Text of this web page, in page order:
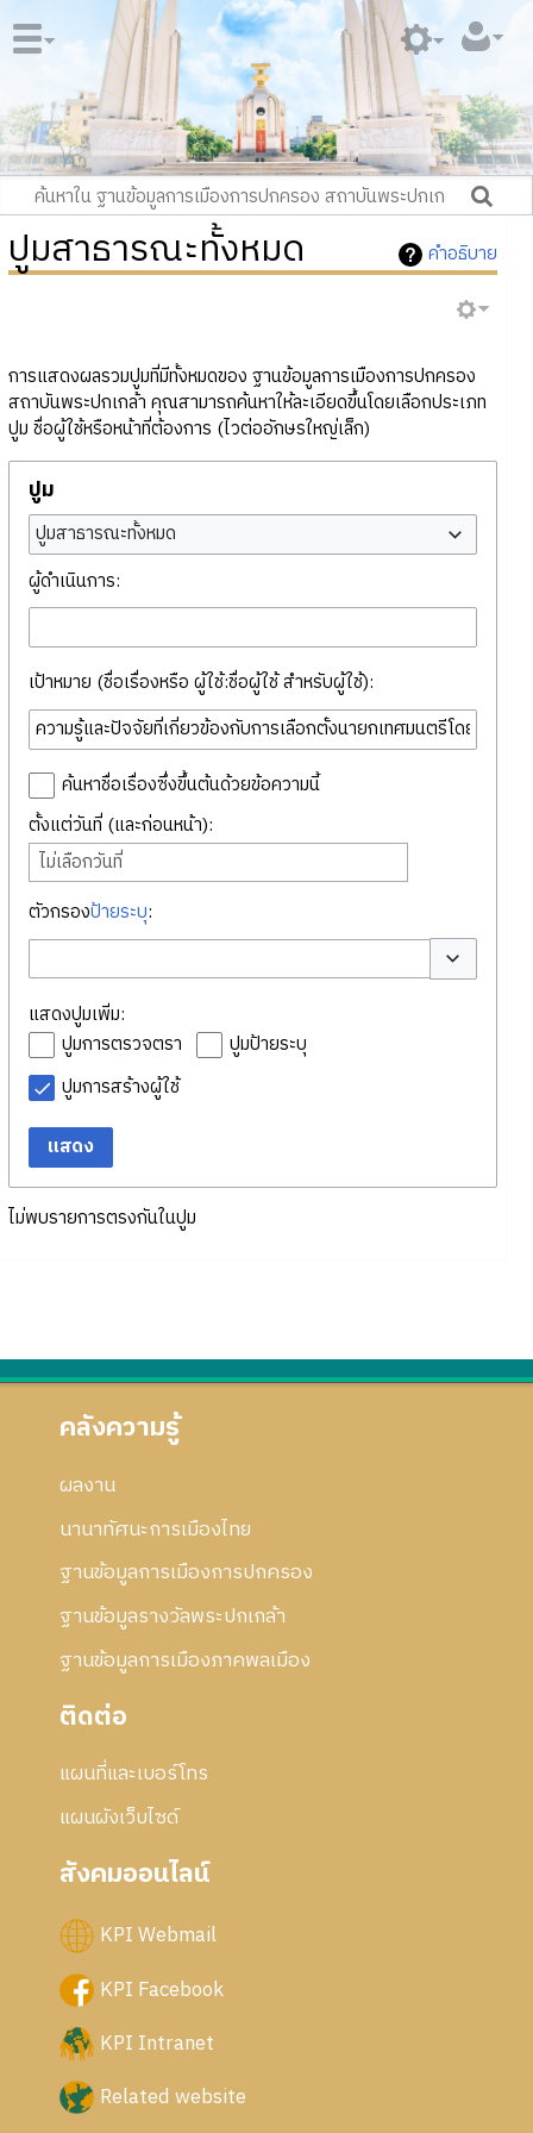
คำอธิบาย
ปูมสาธารณะทั้งหมด
การแสดงผลรวมปูมที่มีทั้งหมดของ ฐานข้อมูลการเมืองการปกครอง
สถาบันพระปกเกล้า คุณสามารถค้นหาให้ละเอียดขึ้นโดยเลือกประเภท
ปูม ชื่อผู้ใช้หรือหน้าที่ต้องการ (ไวต่ออักษรใหญ่เล็ก)
ปูม
ปูมสาธารณะทั้งหมด
ผู้ดำเนินการ:
เป้าหมาย (ชื่อเรื่องหรือ ผู้ใช้:ชื่อผู้ใช้ สำหรับผู้ใช้):
ค้นหาชื่อเรื่องซึ่งขึ้นต้นด้วยข้อความนี้
ตั้งแต่วันที่ (และก่อนหน้า):
ไม่เลือกวันที่
ตัวกรองป้ายระบุ:
สลับตัวเลือก
แสดงปูมเพิ่ม:
ปูมการตรวจตรา
ปูมป้ายระบุ
ปูมการสร้างผู้ใช้
แสดง
ไม่พบรายการตรงกันในปูม
คลังความรู้
ผลงาน
นานาทัศนะการเมืองไทย
ฐานข้อมูลการเมืองการปกครอง
ฐานข้อมูลรางวัลพระปกเกล้า
ฐานข้อมูลการเมืองภาคพลเมือง
ติดต่อ
แผนที่และเบอร์โทร
แผนผังเว็บไซด์
สังคมออนไลน์
KPI Webmail
KPI Facebook
KPI Intranet
Related website